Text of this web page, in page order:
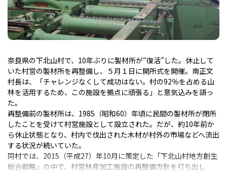
奈良県の下北山村で、10年ぶりに製材所が“復活”した。休止して
いた村営の製材所を再整備し、５月１日に開所式を開催。南正文
村長は、「チャレンジなくして成功はない。村の92％を占める山
林を活用するため、この施設を拠点に頑張る」と意気込みを語っ
た。
再整備前の製材所は、1985（昭和60）年頃に民間の製材所が閉所
したことを受けて村営施設として設立された。だが、約10年前か
ら休止状態となり、村内で伐出された木材が村外の市場などへ流出
する状況が続いていた。
同村では、2015（平成27）年10月に策定した「下北山村地方創生
総合戦略」の中で、村営林産加工施設の再整備方針を打ち出し